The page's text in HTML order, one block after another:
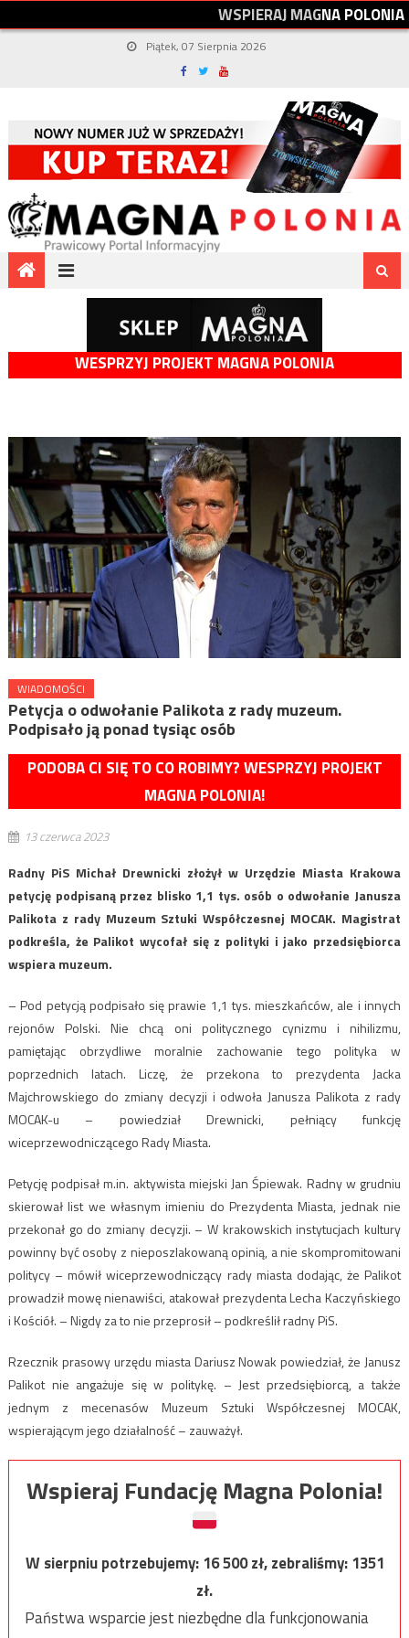
WSPIERAJMAGNAPOLONIA
Piątek, 07 Sierpnia 2026
WESPRZYJ PROJEKT MAGNA POLONIA
WIADOMOŚCI
Petycja o odwołanie Palikota z rady muzeum.
Podpisało ją ponad tysiąc osób
PODOBA CI SIĘ TO CO ROBIMY? WESPRZYJ PROJEKT
MAGNA POLONIA!
13 czerwca 2023
Radny PiS Michał Drewnicki złożył w Urzędzie Miasta Krakowa
petycję podpisaną przez blisko 1,1 tys. osób o odwołanie Janusza
Palikota z rady Muzeum Sztuki Współczesnej MOCAK. Magistrat
podkreśla, że Palikot wycofał się z polityki i jako przedsiębiorca
wspiera muzeum.
– Pod petycją podpisało się prawie 1,1 tys. mieszkańców, ale i innych
rejonów Polski. Nie chcą oni politycznego cynizmu i nihilizmu,
pamiętając obrzydliwe moralnie zachowanie tego polityka w
poprzednich latach. Liczę, że przekona to prezydenta Jacka
Majchrowskiego do zmiany decyzji i odwoła Janusza Palikota z rady
MOCAK-u – powiedział Drewnicki, pełniący funkcję
wiceprzewodniczącego Rady Miasta.
Petycję podpisał m.in. aktywista miejski Jan Śpiewak. Radny w grudniu
skierował list we własnym imieniu do Prezydenta Miasta, jednak nie
przekonał go do zmiany decyzji. – W krakowskich instytucjach kultury
powinny być osoby z nieposzlakowaną opinią, a nie skompromitowani
politycy – mówił wiceprzewodniczący rady miasta dodając, że Palikot
prowadził mowę nienawiści, atakował prezydenta Lecha Kaczyńskiego
i Kościół. – Nigdy za to nie przeprosił – podkreślił radny PiS.
Rzecznik prasowy urzędu miasta Dariusz Nowak powiedział, że Janusz
Palikot nie angażuje się w politykę. – Jest przedsiębiorcą, a także
jednym z mecenasów Muzeum Sztuki Współczesnej MOCAK,
wspierającym jego działalność – zauważył.
Wspieraj Fundację Magna Polonia!
W sierpniu potrzebujemy:16 500zł, zebraliśmy:1351
zł.
Państwa wsparcie jest niezbędne dla funkcjonowania